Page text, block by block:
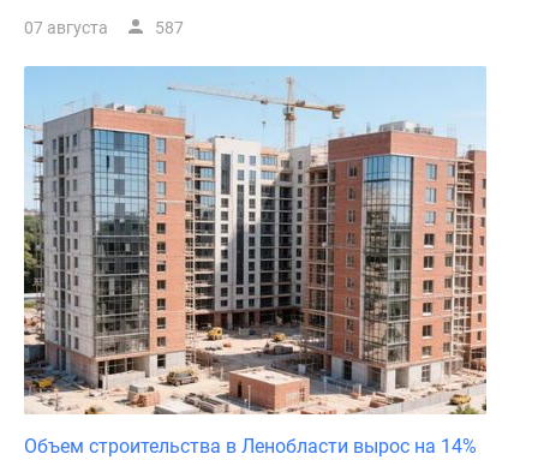
07 августа 587
Объем строительства в Ленобласти вырос на 14%